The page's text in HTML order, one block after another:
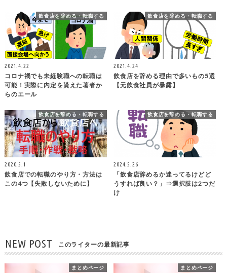
飲食店を辞める・転職する
2021.4.22
コロナ禍でも未経験職への転職は
可能！実際に内定を貰えた著者か
らのエール
飲食店を辞める・転職する
2021.4.24
飲食店を辞める理由で多いもの5選
【元飲食社員が暴露】
飲食店を辞める・転職する
2020.5.1
飲食店での転職のやり方・方法は
この4つ【失敗しないために】
飲食店を辞める・転職する
2024.5.26
「飲食店辞めるか迷ってるけどど
うすれば良い？」⇒選択肢は2つだ
け
NEW POST このライターの最新記事
まとめページ まとめページ